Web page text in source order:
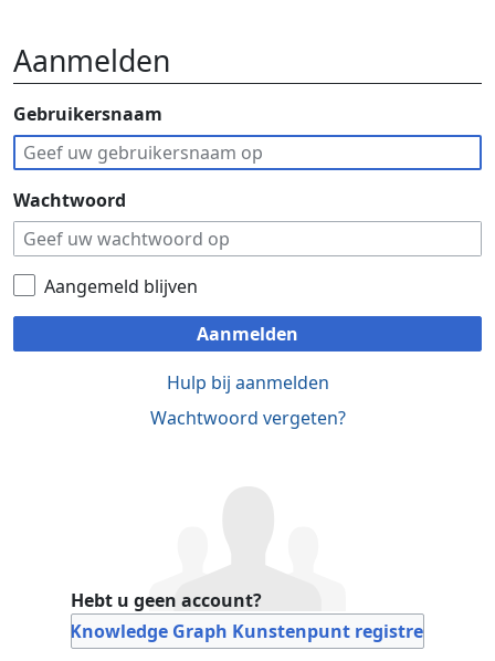
Aanmelden
Ga naar:navigatie,
Gebruikersnaam
Wachtwoord
Aangemeld blijven
Aanmelden
Hulp bij aanmelden
Wachtwoord vergeten?
Hebt u geen account?
Bij Knowledge Graph Kunstenpunt registreren